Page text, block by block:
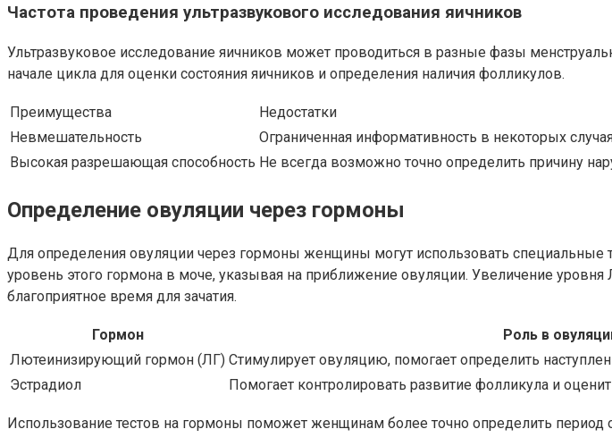
Частота проведения ультразвукового исследования яичников
Ультразвуковое исследование яичников может проводиться в разные фазы
начале цикла для оценки состояния яичников и определения наличия фолликулов.
Преимущества
Недостатки
Невмешательность
Ограниченная информативность в некоторых
Высокая разрешающая способность Не всегда возможно точно определить причину
Определение овуляции через гормоны
Для определения овуляции через гормоны женщины могут использовать
уровень этого гормона в моче, указывая на приближение овуляции. Увеличение
благоприятное время для зачатия.
Гормон
Роль в
Лютеинизирующий гормон (ЛГ) Стимулирует овуляцию, помогает определить
Эстрадиол
Помогает контролировать развитие фолликула и
Использование тестов на гормоны поможет женщинам более точно определить период